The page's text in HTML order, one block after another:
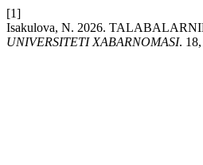
[1]
Isakulova, N. 2026.
UNIVERSITETI XABARNOMASI.